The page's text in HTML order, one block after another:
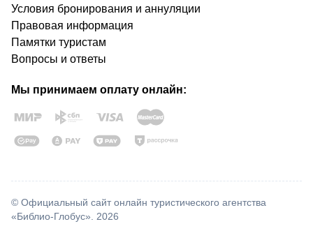
Условия бронирования и аннуляции
Правовая информация
Памятки туристам
Вопросы и ответы
Мы принимаем оплату онлайн:
© Официальный сайт онлайн туристического агентства
«Библио-Глобус». 2026